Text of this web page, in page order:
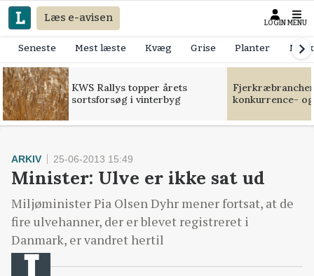
Læs e-avisen LOGIN MENU
Seneste Mest læste Kvæg Grise Planter
KWS Rallys topper årets
sortsforsøg i vinterbyg
konkurrence-
ARKIV 25-06-2013 15:49
Minister: Ulve er ikke sat ud
Miljøminister Pia Olsen Dyhr mener fortsat, at de
fire ulvehanner, der er blevet registreret i
Danmark, er vandret hertil